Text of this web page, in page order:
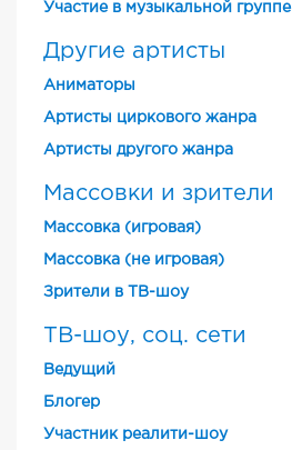
Участие в музыкальной группе
Другие артисты
Аниматоры
Артисты циркового жанра
Артисты другого жанра
Массовки и зрители
Массовка (игровая)
Массовка (не игровая)
Зрители в ТВ-шоу
ТВ-шоу, соц. сети
Ведущий
Блогер
Участник реалити-шоу